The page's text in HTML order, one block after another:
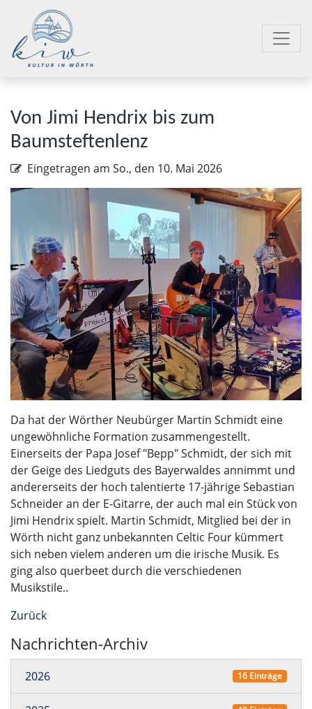
Von Jimi Hendrix bis zum
Baumsteftenlenz
Eingetragen am So., den 10. Mai 2026
Da hat der Wörther Neubürger Martin Schmidt eine
ungewöhnliche Formation zusammengestellt.
Einerseits der Papa Josef "Bepp" Schmidt, der sich mit
der Geige des Liedguts des Bayerwaldes annimmt und
andererseits der hoch talentierte 17-jährige Sebastian
Schneider an der E-Gitarre, der auch mal ein Stück von
Jimi Hendrix spielt. Martin Schmidt, Mitglied bei der in
Wörth nicht ganz unbekannten Celtic Four kümmert
sich neben vielem anderen um die irische Musik. Es
ging also querbeet durch die verschiedenen
Musikstile..
Zurück
Nachrichten-Archiv
2026 16 Einträge